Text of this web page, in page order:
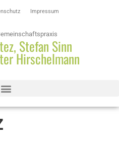
Impressum
Stefan Sinn
Hirschelmann